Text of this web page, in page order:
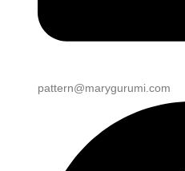
pattern@marygurumi.com